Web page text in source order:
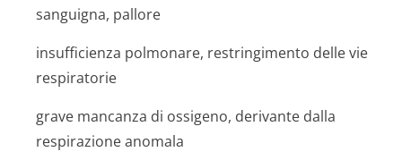
sanguigna, pallore
insufficienza polmonare, restringimento delle vie
respiratorie
grave mancanza di ossigeno, derivante dalla
respirazione anomala